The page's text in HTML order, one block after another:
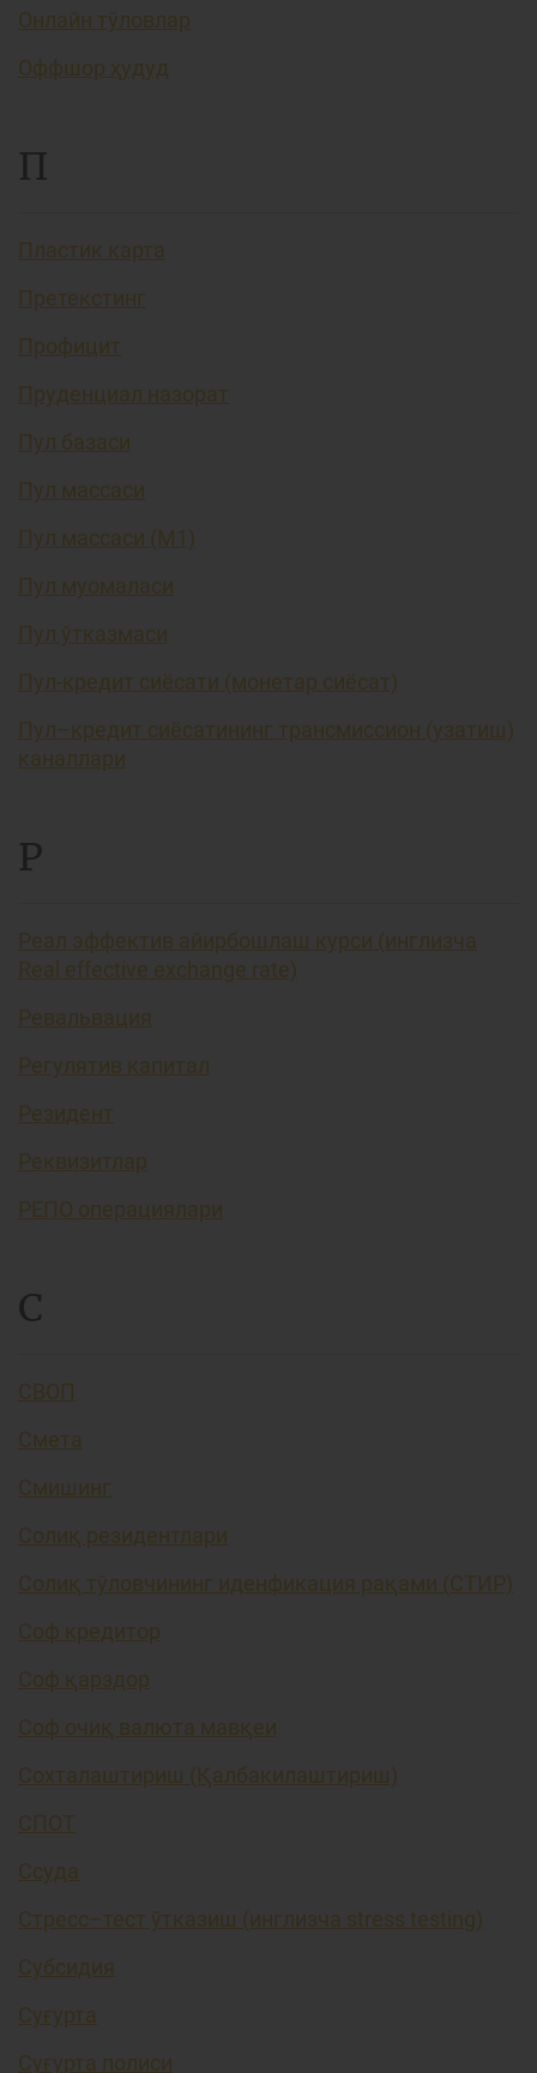
Онлайн тўловлар
Оффшор ҳудуд
П
Пластик карта
Претекстинг
Профицит
Пруденциал назорат
Пул базаси
Пул массаси
Пул массаси (М1)
Пул муомаласи
Пул ўтказмаси
Пул-кредит сиёсати (монетар сиёсат)
Пул–кредит сиёсатининг трансмиссион (узатиш)
каналлари
Р
Реал эффектив айирбошлаш курси (инглизча
Real effective exchange rate)
Ревальвация
Регулятив капитал
Резидент
Реквизитлар
РЕПО операциялари
С
СВОП
Смета
Смишинг
Солиқ резидентлари
Солиқ тўловчининг иденфикация рақами (СТИР)
Соф кредитор
Соф қарздор
Соф очиқ валюта мавқеи
Сохталаштириш (Қалбакилаштириш)
СПОТ
Ссуда
Стресс–тест ўтказиш (инглизча stress testing)
Субсидия
Суғурта
Суғурта полиси